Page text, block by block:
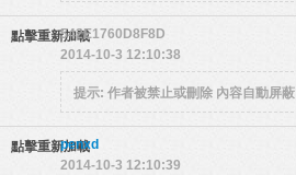
點擊重新加載542E1760D8F8D
2014-10-3 12:10:38
提示: 作者被禁止或刪除 內容自動屏蔽
點擊重新加載
penxd
2014-10-3 12:10:39